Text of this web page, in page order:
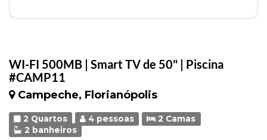
WI-FI 500MB | Smart TV de 50" | Piscina
#CAMP11
Campeche, Florianópolis
2 Quartos 4 pessoas
2 Camas
2 banheiros